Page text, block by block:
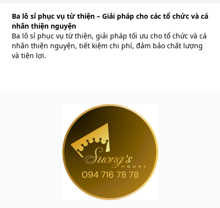
Ba lô sỉ phục vụ từ thiện – Giải pháp cho các tổ chức và cá
nhân thiện nguyện
Ba lô sỉ phục vụ từ thiện, giải pháp tối ưu cho tổ chức và cá
nhân thiện nguyện, tiết kiệm chi phí, đảm bảo chất lượng
và tiện lợi.